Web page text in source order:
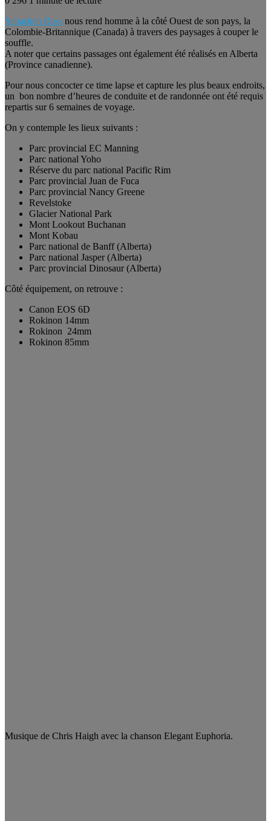
Sebastien Ross nous rend homme à la côté Ouest de son pays, la
Colombie-Britannique (Canada) à travers des paysages à couper le
souffle.
A noter que certains passages ont également été réalisés en Alberta
(Province canadienne).
Pour nous concocter ce time lapse et capture les plus beaux endroits,
un bon nombre d’heures de conduite et de randonnée ont été requis
repartis sur 6 semaines de voyage.
On y contemple les lieux suivants :
Parc provincial EC Manning
Parc national Yoho
Réserve du parc national Pacific Rim
Parc provincial Juan de Fuca
Parc provincial Nancy Greene
Revelstoke
Glacier National Park
Mont Lookout Buchanan
Mont Kobau
Parc national de Banff (Alberta)
Parc national Jasper (Alberta)
Parc provincial Dinosaur (Alberta)
Côté équipement, on retrouve :
Canon EOS 6D
Rokinon 14mm
Rokinon 24mm
Rokinon 85mm
Musique de Chris Haigh avec la chanson Elegant Euphoria.